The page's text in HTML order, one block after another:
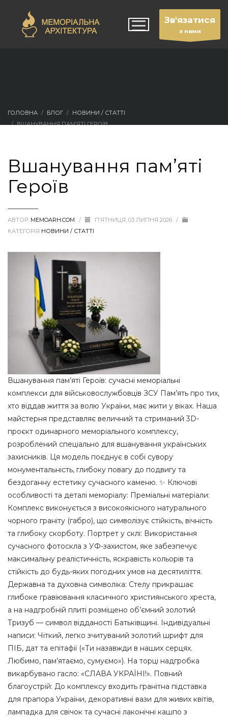
Зв'язатися
з нами
ГОЛОВНА БЛОГ
НОВИНИ / СТАТТІ
ВШАНУВАННЯ ПАМ’ЯТІ ГЕРОЇВ
Вшанування пам’яті
Героїв
АВТОР: MEMOARH.COM / П’ЯТНИЦЯ, 03 ЛИПНЯ 2026 /
КАТЕГОРІЯ НОВИНИ / СТАТТІ
Вшанування пам’яті Героїв: сучасні меморіальні
комплекси для військовослужбовців ЗСУ Пам’ять про тих,
хто віддав життя за волю України, має жити у віках. Наша
майстерня представляє величний та стриманий 3D-
проєкт одинарного меморіального комплексу,
розроблений спеціально для вшанування українських
захисників. Ця модель поєднує в собі сувору
монументальність, глибоку повагу до подвигу та
бездоганну естетику сучасного каменю. ✨ Ключові
особливості та деталі меморіалу: Преміальні матеріали:
Комплекс виконується з високоякісного натурального
чорного граніту (габро), що символізує стійкість, вічність
та глибоку скорботу. Портрет у склі: Використання
сучасного фотоскла з УФ-захистом, яке забезпечує
максимальну реалістичність, яскравість кольорів та
стійкість до будь-яких погодних умов на десятиліття.
Державна та духовна символіка: Стелу прикрашає
глибоке гравіювання класичного християнського хреста,
а на надгробній плиті розміщено об’ємний золотий
Тризуб — символ відданості Батьківщині. Індивідуальні
написи: Чіткий, легко зчитуваний золотий шрифт для
ПІБ, дат та епітафії («Ти назавжди в наших серцях.
Любимо, пам’ятаємо, сумуємо»). На торці надгробка
викарбувано гасло: «СЛАВА УКРАЇНІ!». Повний
благоустрій: До комплексу входить гранітна підставка
для прапора України, декоративні вази для живих квітів,
лампадка для свічок та сучасні лаконічні кашпо з